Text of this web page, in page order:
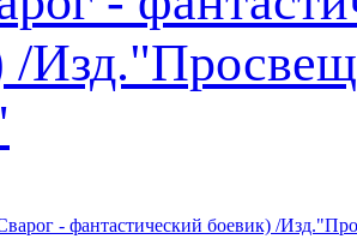
- фантастический боевик) /